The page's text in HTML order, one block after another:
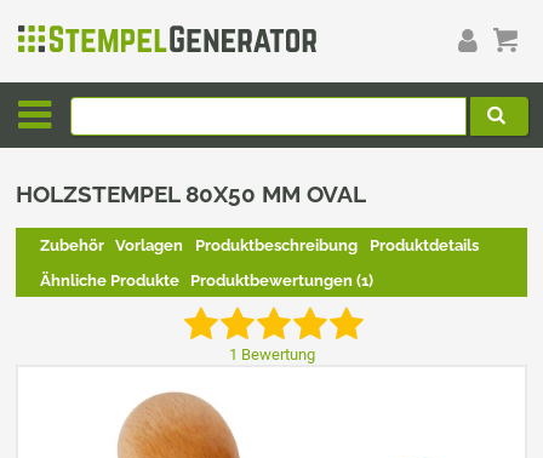
HOLZSTEMPEL 80X50 MM OVAL
Zubehör Vorlagen Produktbeschreibung
Produktdetails
Ähnliche Produkte
Produktbewertungen (1)
1 Bewertung